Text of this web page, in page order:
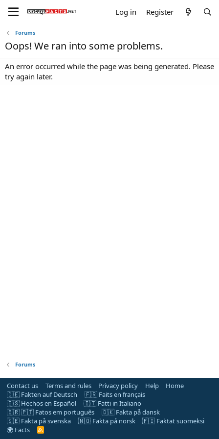
Log in Register
Forums
Oops! We ran into some problems.
An error occurred while the page was being generated. Please
try again later.
Forums
Contact us Terms and rules Privacy policy Help
Home
🇩🇪 Fakten auf Deutsch
🇫🇷 Faits en français
🇪🇸 Hechos en Español
🇮🇹 Fatti in Italiano
🇧🇷 🇵🇹 Fatos em português
🇩🇰 Fakta på dansk
🇸🇪 Fakta på svenska
🇳🇴 Fakta på norsk
🇫🇮 Faktat suomeksi
🌍 Facts
R